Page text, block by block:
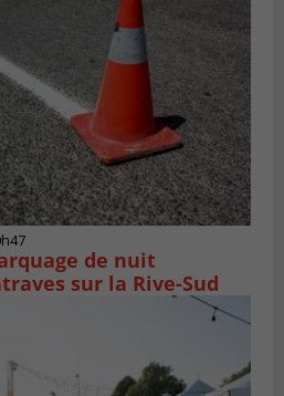
de nuit
sur la Rive-Sud